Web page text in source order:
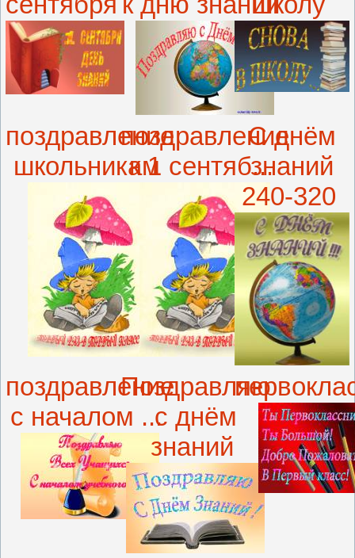
поздравление
школьникам
поздравление
к 1 сентяб...
С днём
знаний
240-320
поздравление
с началом ...
Поздравляю
с днём
знаний